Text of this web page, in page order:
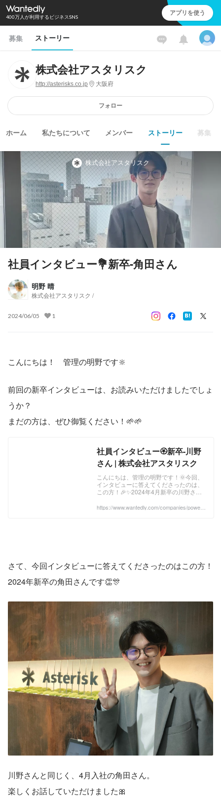
400万人が利用するビジネスSNS アプリを使う
募集 ストーリー
株式会社アスタリスク
http://asterisks.co.jp 大阪府
フォロー
ホーム 私たちについて メンバー ストーリー 募集
株式会社アスタリスク
社員インタビュー💐新卒-角田さん
明野 晴
株式会社アスタリスク /
2024/06/05 1
こんにちは！　管理の明野です🔆
前回の新卒インタビューは、お読みいただけましたでしょ
うか？
まだの方は、ぜひ御覧ください！🌱🌱
社員インタビュー🏵️新卒-川野
さん | 株式会社アスタリスク
こんにちは、管理の明野です！🌞今回、
インタビューに答えてくださったのは、
この方！🎉✨️2024年4月新卒の川野さん
さんのインタビューをリスペクトしたポ
https://www.wantedly.com/companies/power
さて、今回インタビューに答えてくださったのはこの方！
2024年新卒の角田さんです👏🎊
川野さんと同じく、4月入社の角田さん。
楽しくお話していただけました🎀